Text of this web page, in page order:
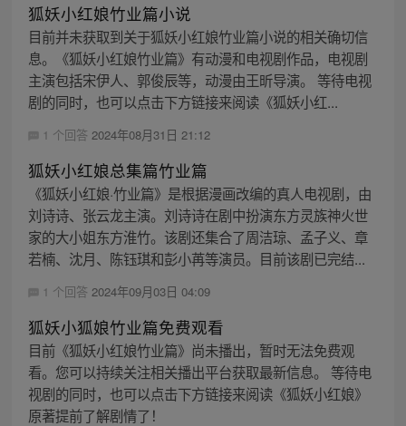
狐妖小红娘竹业篇小说
目前并未获取到关于狐妖小红娘竹业篇小说的相关确切信
息。《狐妖小红娘竹业篇》有动漫和电视剧作品，电视剧
主演包括宋伊人、郭俊辰等，动漫由王昕导演。 等待电视
剧的同时，也可以点击下方链接来阅读《狐妖小红...
1 个回答 2024年08月31日 21:12
狐妖小红娘总集篇竹业篇
《狐妖小红娘·竹业篇》是根据漫画改编的真人电视剧，由
刘诗诗、张云龙主演。刘诗诗在剧中扮演东方灵族神火世
家的大小姐东方淮竹。该剧还集合了周洁琼、孟子义、章
若楠、沈月、陈钰琪和彭小苒等演员。目前该剧已完结...
1 个回答 2024年09月03日 04:09
狐妖小狐娘竹业篇免费观看
目前《狐妖小红娘竹业篇》尚未播出，暂时无法免费观
看。您可以持续关注相关播出平台获取最新信息。 等待电
视剧的同时，也可以点击下方链接来阅读《狐妖小红娘》
原著提前了解剧情了！